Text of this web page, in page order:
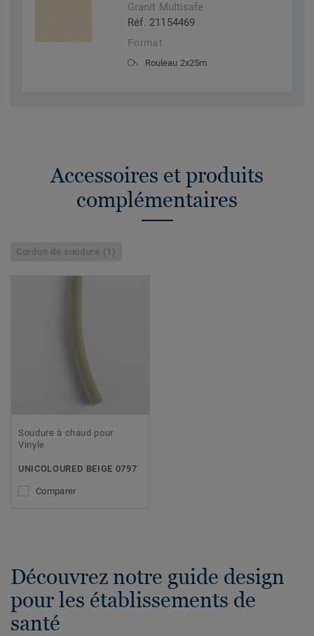
Granit Multisafe
Réf. 21154469
Format
Rouleau 2x25m
Accessoires et produits
complémentaires
Cordon de soudure (1)
Soudure à chaud pour
Vinyle
UNICOLOURED BEIGE 0797
Comparer
Découvrez notre guide design
pour les établissements de
santé